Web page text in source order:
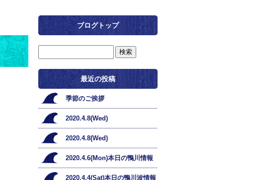
ブログトップ
最近の投稿
季節のご挨拶
2020.4.8(Wed)
2020.4.8(Wed)
2020.4.6(Mon)本日の鴨川情報
2020.4.4(Sat)本日の鴨川波情報